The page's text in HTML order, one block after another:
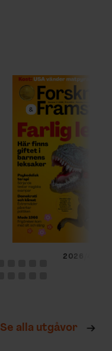
2026/4
Se alla utgåvor